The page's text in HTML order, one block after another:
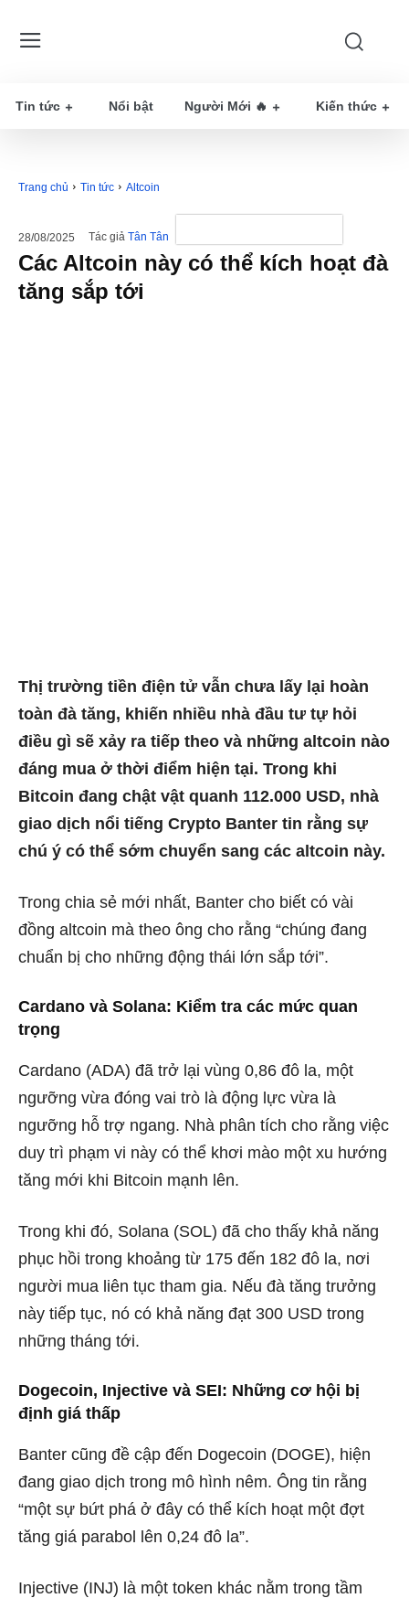
Tin tức Nổi bật Người Mới 🔥 Kiến thức
Trang chủ Tin tức Altcoin
28/08/2025 Tác giả Tân Tân
Các Altcoin này có thể kích hoạt đà
tăng sắp tới
Thị trường tiền điện tử vẫn chưa lấy lại hoàn
toàn đà tăng, khiến nhiều nhà đầu tư tự hỏi
điều gì sẽ xảy ra tiếp theo và những altcoin nào
đáng mua ở thời điểm hiện tại. Trong khi
Bitcoin đang chật vật quanh 112.000 USD, nhà
giao dịch nổi tiếng Crypto Banter tin rằng sự
chú ý có thể sớm chuyển sang các altcoin này.
Trong chia sẻ mới nhất, Banter cho biết có vài
đồng altcoin mà theo ông cho rằng “chúng đang
chuẩn bị cho những động thái lớn sắp tới”.
Cardano và Solana: Kiểm tra các mức quan
trọng
Cardano (ADA) đã trở lại vùng 0,86 đô la, một
ngưỡng vừa đóng vai trò là động lực vừa là
ngưỡng hỗ trợ ngang. Nhà phân tích cho rằng việc
duy trì phạm vi này có thể khơi mào một xu hướng
tăng mới khi Bitcoin mạnh lên.
Trong khi đó, Solana (SOL) đã cho thấy khả năng
phục hồi trong khoảng từ 175 đến 182 đô la, nơi
người mua liên tục tham gia. Nếu đà tăng trưởng
này tiếp tục, nó có khả năng đạt 300 USD trong
những tháng tới.
Dogecoin, Injective và SEI: Những cơ hội bị
định giá thấp
Banter cũng đề cập đến Dogecoin (DOGE), hiện
đang giao dịch trong mô hình nêm. Ông tin rằng
“một sự bứt phá ở đây có thể kích hoạt một đợt
tăng giá parabol lên 0,24 đô la”.
Injective (INJ) là một token khác nằm trong tầm